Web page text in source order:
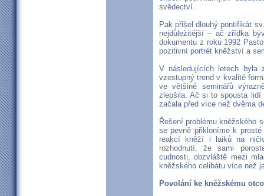
svědectví.
Pak přišel dlouhý pontifikát
nejdůležitější – ač zřídka
dokumentu z roku 1992
pozitivní portrét kněžství a
V následujících letech byla
vzestupný trend v kvalitě
ve většině seminářů
zlepšila. Ač si to spousta lidí
začala před více než dvěma
Řešení problému kněžského
se pevně přikloníme k
reakcí kněží i laiků na
rozhodnutí, že sami
cudnosti, obzvláště mezi
kněžského celibátu více než
Povolání ke kněžskému